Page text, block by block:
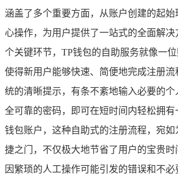
涵盖了多个重要方面，从账户创建的起
心操作，为用户提供了一站式的全面解
个关键环节，TP钱包的自助服务就像一位
使得新用户能够快速、简便地完成注册
统的清晰提示，有条不紊地输入必要的
全可靠的密码，即可在短时间内轻松拥
钱包账户，这种自助式的注册流程，宛
捷之门，不仅极大地节省了用户的宝贵时
因繁琐的人工操作可能引发的错误和不